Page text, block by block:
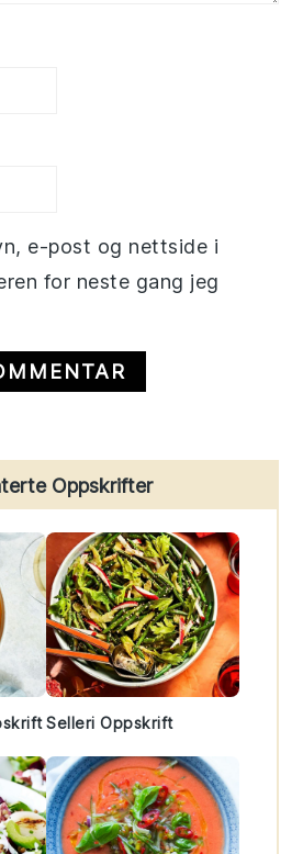
e-post og nettside i
for neste gang jeg
Oppskrifter
Selleri Oppskrift